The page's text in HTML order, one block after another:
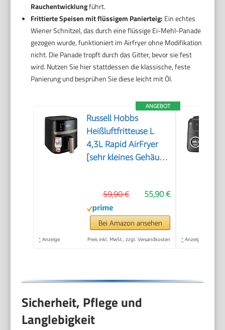
Rauchentwicklungführt.
Frittierte Speisen mit flüssigem Panierteig: Ein echtes
Wiener Schnitzel, das durch eine flüssige Ei-Mehl-Panade
gezogen wurde, funktioniert im Airfryer ohne Modifikation
nicht. Die Panade tropft durch das Gitter, bevor sie fest
wird. Nutzen Sie hier stattdessen die klassische, feste
Panierung und besprühen Sie diese leicht mit Öl.
ANGEBOT
Russell Hobbs
Heißluftfritteuse L
4,3L Rapid AirFryer
[sehr kleines Gehäuse,
(spülmaschinenfest,
Fritteuse ohne Öl,
TouchScreen, Grillen,
Backen, Braten etc)
55,90 €
59,90 €
Bei Amazon ansehen
* Anzeige Preis inkl. MwSt., zzgl. Versandkosten * Anzeige
Sicherheit, Pflege und
Langlebigkeit